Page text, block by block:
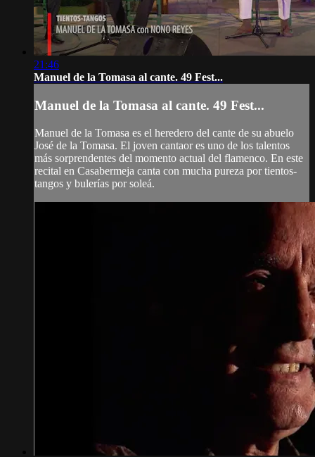
21:46
Manuel de la Tomasa al cante. 49 Fest...
Manuel de la Tomasa al cante. 49 Fest...
Manuel de la Tomasa es el heredero del cante de su abuelo
José de la Tomasa. El joven cantaor es uno de los talentos
más sorprendentes del momento actual del flamenco. En este
recital en Casabermeja canta con mucha pureza por tientos-
tangos y bulerías por soleá.